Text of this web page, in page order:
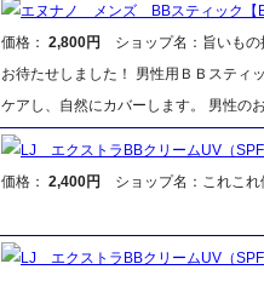
エヌナノ メンズ BBスティック【
価格： 2,800円
ショップ名：旨いもの
お待たせしました！ 男性用ＢＢスティ
ケアし、自然にカバーします。 男性の
LJ エクストラBBクリームUV（SPF
価格： 2,400円 ショップ名：これこれ
LJ エクストラBBクリームUV（SPF